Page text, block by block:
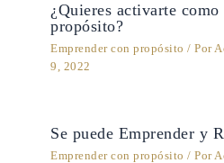
¿Quieres activarte
propósito?
Emprender con propósito / Por
9, 2022
Se puede Emprender y
Emprender con propósito / Por